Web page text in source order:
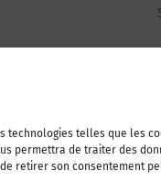
telles que les
permettra de traiter des
retirer son consentement
nous